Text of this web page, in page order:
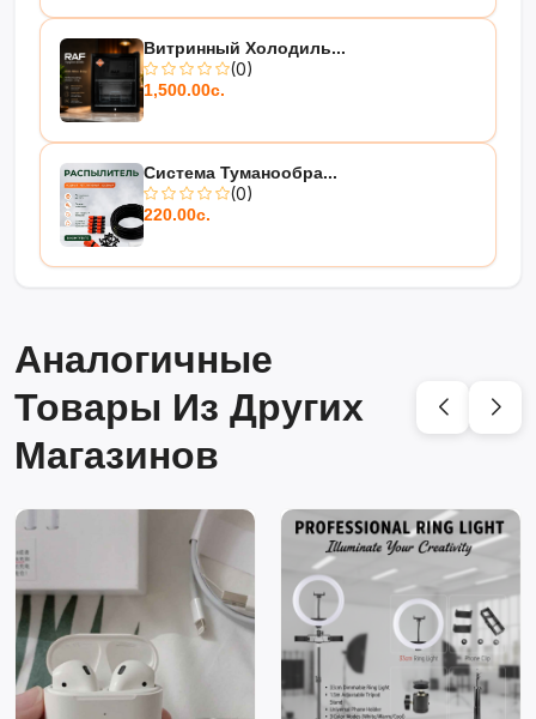
Витринный Холодиль...
(0)
1,500.00с.
Система Туманообра...
(0)
220.00с.
Аналогичные
Товары Из Других
Магазинов